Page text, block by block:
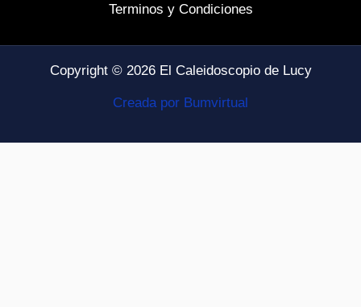
Terminos y Condiciones
Copyright © 2026 El Caleidoscopio de Lucy
Creada por Bumvirtual